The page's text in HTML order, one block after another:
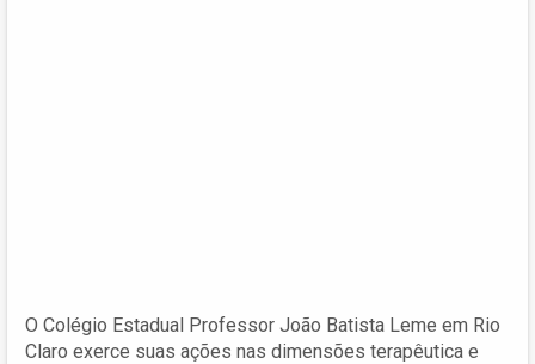
O Colégio Estadual Professor João Batista Leme em Rio
Claro exerce suas ações nas dimensões terapêutica e